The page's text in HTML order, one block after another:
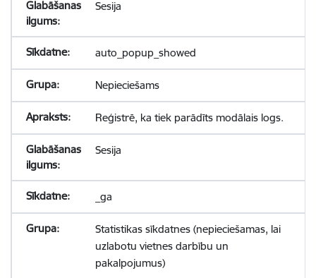
Sesija
auto_popup_showed
Nepieciešams
Reģistrē, ka tiek parādīts modālais logs.
Sesija
_ga
Statistikas sīkdatnes (nepieciešamas, lai
uzlabotu vietnes darbību un
pakalpojumus)